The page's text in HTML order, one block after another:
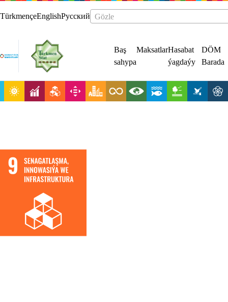
TürkmençeEnglishРусский Gözle
Baş
sahypa
MaksatlarHasabat
ýagdaýy
DÖM
Barada